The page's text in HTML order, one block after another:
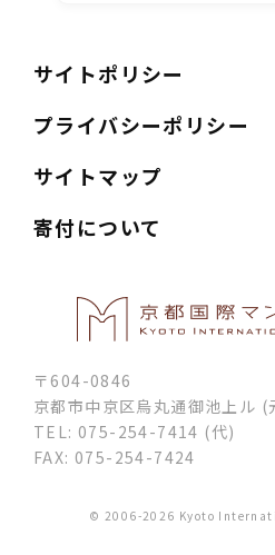
サイトポリシー
プライバシーポリシー
サイトマップ
寄付について
〒604-0846
京都市中京区烏丸通御池上ル (
TEL: 075-254-7414 (代)
FAX: 075-254-7424
© 2006-2026 Kyoto